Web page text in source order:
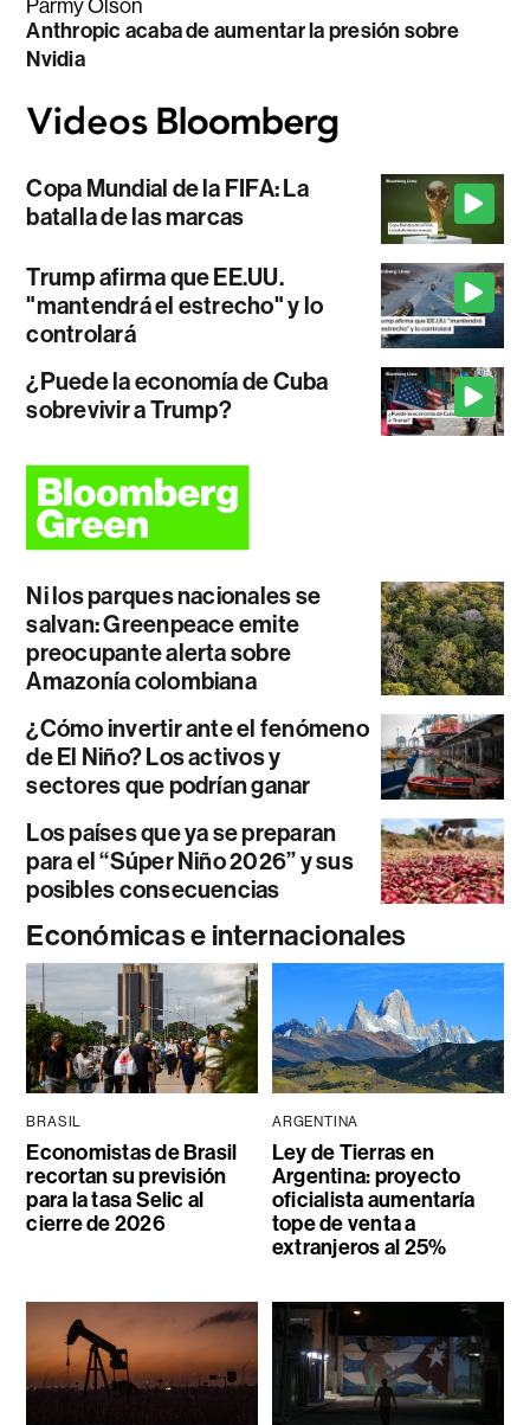
Parmy Olson
Anthropic acaba de aumentar la presión sobre
Nvidia
Copa Mundial de la FIFA: La
batalla de las marcas
Trump afirma que EE.UU.
"mantendrá el estrecho" y lo
controlará
¿Puede la economía de Cuba
sobrevivir a Trump?
Ni los parques nacionales se
salvan: Greenpeace emite
preocupante alerta sobre
Amazonía colombiana
¿Cómo invertir ante el fenómeno
de El Niño? Los activos y
sectores que podrían ganar
Los países que ya se preparan
para el “Súper Niño 2026” y sus
posibles consecuencias
Económicas e internacionales
BRASIL
Economistas de Brasil
recortan su previsión
para la tasa Selic al
cierre de 2026
ARGENTINA
Ley de Tierras en
Argentina: proyecto
oficialista aumentaría
tope de venta a
extranjeros al 25%